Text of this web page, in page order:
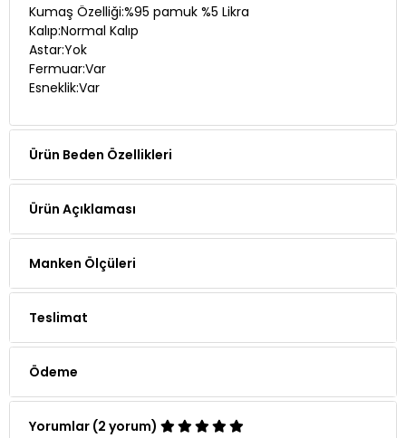
Kumaş Özelliği:%95 pamuk %5 Likra
Kalıp:Normal Kalıp
Astar:Yok
Fermuar:Var
Esneklik:Var
Ürün Beden Özellikleri
Ürün Açıklaması
Manken Ölçüleri
Teslimat
Ödeme
Yorumlar (2 yorum)